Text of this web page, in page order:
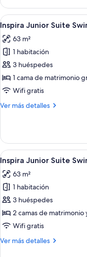
King
Junior
Suite
Swim
Out
Ocean
View
King
Abrir
todas
las
fotos
de
Inspira
Junior
Swim
King
8
Inspira Junior Suite
63 m²
1 habitación
3 huéspedes
1 cama de matrimonio
Wifi gratis
Ver más detalles
Más
Junior
Suite
Swim
Out
King
Abrir
todas
las
fotos
de
Inspira
Junior
Swim
9
Inspira Junior Suite
63 m²
1 habitación
3 huéspedes
2 camas de matrimonio
Wifi gratis
Ver más detalles
Más